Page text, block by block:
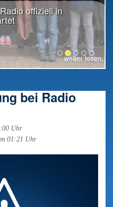
offiziell in
weiter lesen...
bei Radio
Uhr
01:21 Uhr